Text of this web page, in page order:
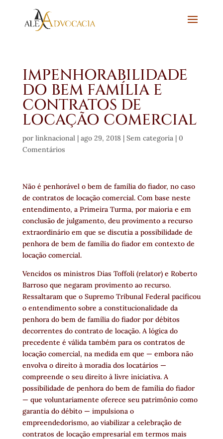
IMPENHORABILIDADE
DO BEM FAMÍLIA E
CONTRATOS DE
LOCAÇÃO COMERCIAL
por linknacional| ago 29, 2018| Sem categoria| 0
Comentários
Não é penhorável o bem de família do fiador, no caso
de contratos de locação comercial. Com base neste
entendimento, a Primeira Turma, por maioria e em
conclusão de julgamento, deu provimento a recurso
extraordinário em que se discutia a possibilidade de
penhora de bem de família do fiador em contexto de
locação comercial.
Vencidos os ministros Dias Toffoli (relator) e Roberto
Barroso que negaram provimento ao recurso.
Ressaltaram que o Supremo Tribunal Federal pacificou
o entendimento sobre a constitucionalidade da
penhora do bem de família do fiador por débitos
decorrentes do contrato de locação. A lógica do
precedente é válida também para os contratos de
locação comercial, na medida em que — embora não
envolva o direito à moradia dos locatários —
compreende o seu direito à livre iniciativa. A
possibilidade de penhora do bem de família do fiador
— que voluntariamente oferece seu patrimônio como
garantia do débito — impulsiona o
empreendedorismo, ao viabilizar a celebração de
contratos de locação empresarial em termos mais